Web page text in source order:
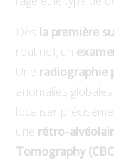
Dès la première
routine), un
Une radiographie
anomalies
localiser
une rétro-
Tomography